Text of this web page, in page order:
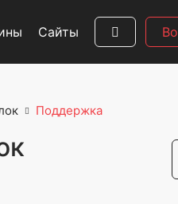
Сайты
Поддержка